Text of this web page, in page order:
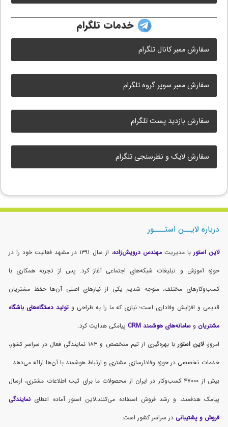
خدمات تلگرام
سفارش ممبر کانال تلگرام
سفارش ممبر سوپر گروه تلگرام
سفارش بازدید پست تلگرام
سفارش لایک و نظرسنجی تلگرام